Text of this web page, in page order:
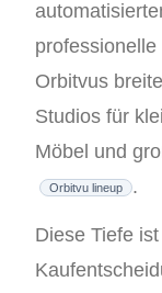
Orbitvus
Studios für
Möbel und
Orbitvu lineup .
Diese Tiefe